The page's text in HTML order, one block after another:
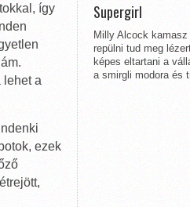
így
lehet a
ezek
Supergirl
Milly Alcock
repülni tud meg
képes eltartani a
a smirgli modora és